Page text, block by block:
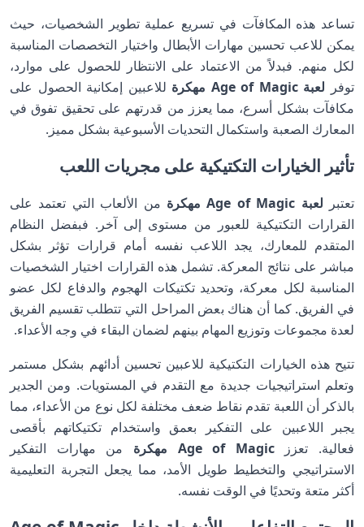
تساعد هذه المكافآت في تسريع عملية تطوير الشخصيات، حيث
يمكن للاعب تحسين مهارات الأبطال واختيار التخصصات المناسبة
لكل منهم. فبدلاً من الاعتماد على الانتظار للحصول على موارد،
توفر لعبة Age of Magic مهكرة
للاعبين إمكانية الحصول على
مكافآت بشكل أسرع، مما يعزز من قدرتهم على تحقيق تفوق في
المعارك الصعبة واستكمال التحديات الأسبوعية بشكل مميز.
تأثير الخيارات التكتيكية على مجريات اللعب
تعتبر لعبة Age of Magic مهكرة
من الألعاب التي تعتمد على
القرارات التكتيكية للعبور من مستوى إلى آخر. فبفضل النظام
المتقدم للمعارك، يجد اللاعب نفسه أمام قرارات تؤثر بشكل
مباشر على نتائج المعركة. تشمل هذه القرارات اختيار الشخصيات
المناسبة لكل معركة، وتحديد تكتيكات الهجوم والدفاع لكل عضو
في الفريق. كما أن هناك بعض المراحل التي تتطلب تقسيم الفريق
لعدة مجموعات وتوزيع المهام بينهم لضمان البقاء في وجه الأعداء.
تتيح هذه الخيارات التكتيكية للاعبين تحسين أدائهم بشكل مستمر
وتعلم استراتيجيات جديدة مع التقدم في المستويات. ومن الجدير
بالذكر أن اللعبة تقدم نقاط ضعف مختلفة لكل نوع من الأعداء، مما
يجبر اللاعبين على التفكير بعمق واستخدام تكتيكاتهم بأقصى
فعالية. تعززAge of Magic مهكرة
من مهارات التفكير
الاستراتيجي والتخطيط طويل الأمد، مما يجعل التجربة التعليمية
أكثر متعة وتحديًا في الوقت نفسه.